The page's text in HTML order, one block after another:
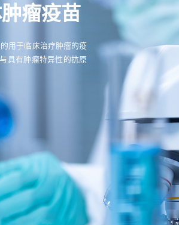
瘤疫苗
用于临床治疗肿瘤的疫
具有肿瘤特异性的抗原